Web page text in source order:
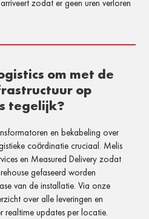
zodat er geen uren verloren
om met de
op
tegelijk?
en bekabeling over
coördinatie cruciaal. Melis
en Measured Delivery zodat
gefaseerd worden
van de installatie. Via onze
over alle leveringen en
updates per locatie.